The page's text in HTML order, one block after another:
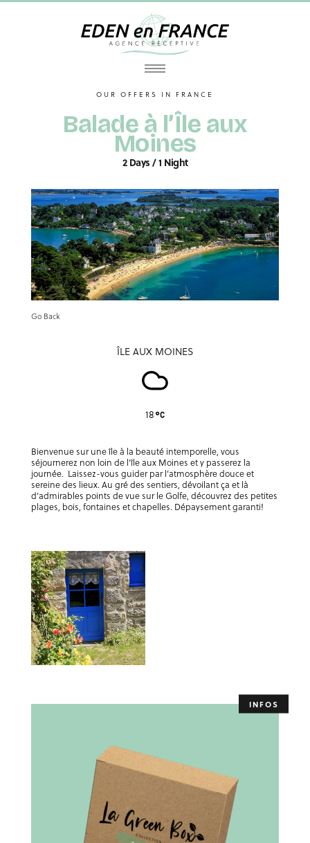
OUR OFFERS IN FRANCE
Balade à l’Île aux
Moines
2 Days / 1 Night
Go Back
ÎLE AUX MOINES
18
Bienvenue sur une île à la beauté intemporelle, vous
séjournerez non loin de l’île aux Moines et y passerez la
journée. Laissez-vous guider par l’atmosphère douce et
sereine des lieux. Au gré des sentiers, dévoilant ça et là
d’admirables points de vue sur le Golfe, découvrez des petites
plages, bois, fontaines et chapelles. Dépaysement garanti!